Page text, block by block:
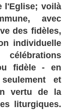
l'Eglise; voilà
avec
des fidèles,
individuelle
fidèle - en
et
vertu de la
liturgiques.